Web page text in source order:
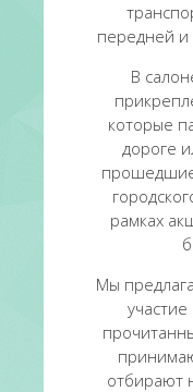
передней и
В
которые
дороге
рамках
Мы
отбирают